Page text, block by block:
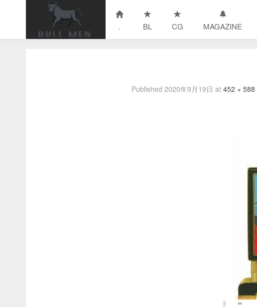
. BL CG MAGAZINE
Published 2020年9月19日 at 452 × 588